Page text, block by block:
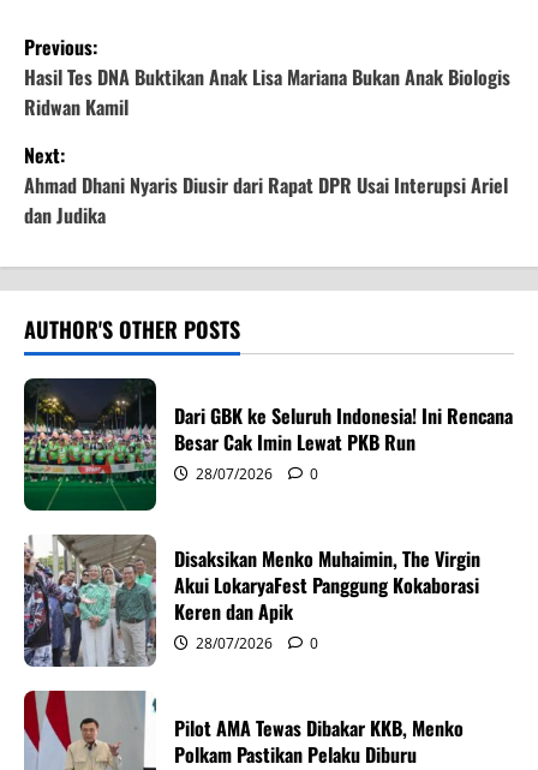
P
o
s
t
n
a
v
i
g
a
t
i
o
n
Previous:
Hasil Tes DNA Buktikan Anak Lisa Mariana Bukan Anak Biologis
Ridwan Kamil
Next:
Ahmad Dhani Nyaris Diusir dari Rapat DPR Usai Interupsi Ariel
dan Judika
AUTHOR'S OTHER POSTS
Dari GBK ke Seluruh Indonesia! Ini Rencana
Besar Cak Imin Lewat PKB Run
28/07/2026 0
Disaksikan Menko Muhaimin, The Virgin
Akui LokaryaFest Panggung Kokaborasi
Keren dan Apik
28/07/2026 0
Pilot AMA Tewas Dibakar KKB, Menko
Polkam Pastikan Pelaku Diburu